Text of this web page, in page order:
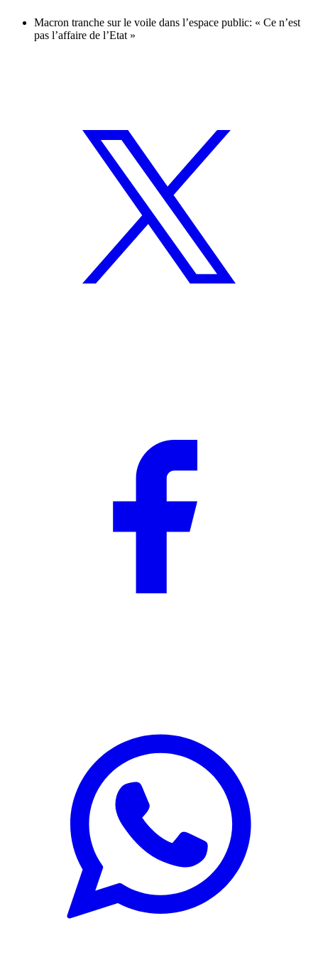
Macron tranche sur le voile dans l’espace public: « Ce n’est
pas l’affaire de l’Etat »